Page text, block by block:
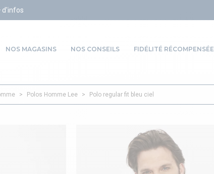
NOS MAGASINS NOS CONSEILS FIDÉLITÉ RÉCOMPENSÉE
> Polos Homme Lee > Polo regular fit bleu ciel